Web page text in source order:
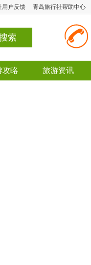
用户反馈 青岛旅行社帮助中心
攻略 旅游资讯